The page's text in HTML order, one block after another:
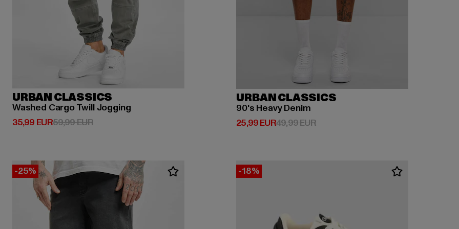
URBAN CLASSICS
Washed Cargo Twill Jogging
35,99 EUR
Derzeitiger Preis: 35,99 EUR
59,99 EURAktionspreis: 59,99 EUR
URBAN CLASSICS
90's Heavy Denim
25,99 EUR
Derzeitiger Preis: 25,99 EUR
49,99 EURAktionspreis: 49,99 EUR
-25% -18%